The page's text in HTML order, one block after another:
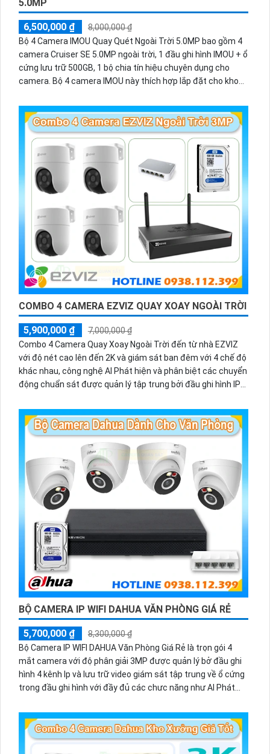
5.0MP
6,500,000 ₫
8,000,000 ₫
Bộ 4 Camera IMOU Quay Quét Ngoài Trời 5.0MP bao gồm 4
camera Cruiser SE 5.0MP ngoài trời, 1 đầu ghi hình IMOU + ổ
cứng lưu trữ 500GB, 1 bộ chia tín hiệu chuyên dụng cho
camera. Bộ 4 camera IMOU này thích hợp lắp đặt cho kho
trời.
COMBO 4 CAMERA EZVIZ QUAY XOAY NGOÀI TRỜI
5,900,000 ₫
7,000,000 ₫
Combo 4 Camera Quay Xoay Ngoài Trời đến từ nhà EZVIZ
với độ nét cao lên đến 2K và giám sát ban đêm với 4 chế độ
khác nhau, công nghệ AI Phát hiện và phân biệt các chuyển
động chuẩn sát được quản lý tập trung bởi đầu ghi hình IP
BỘ CAMERA IP WIFI DAHUA VĂN PHÒNG GIÁ RẺ
5,700,000 ₫
8,300,000 ₫
Bộ Camera IP WIFI DAHUA Văn Phòng Giá Rẻ là trọn gói 4
mắt camera với độ phân giải 3MP được quản lý bở đầu ghi
hình 4 kênh Ip và lưu trữ video giám sát tập trung về ổ cứng
trong đầu ghi hình với đầy đủ các chưc năng như AI Phát
có màu vào ban đêm